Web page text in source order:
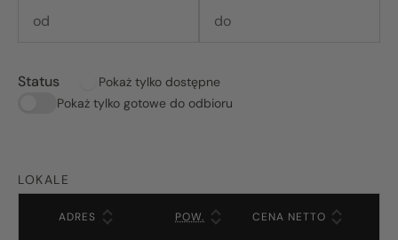
Status
Pokaż tylko dostępne
Pokaż tylko gotowe do odbioru
LOKALE
Lista dostępnych lokali
ADRES POW. CENA NETTO